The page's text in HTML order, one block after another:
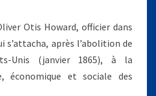
Otis Howard, officier dans
s’attacha, après l’abolition de
Unis (janvier 1865), à la
économique et sociale des